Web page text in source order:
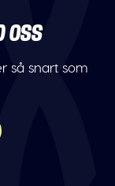
OSS
så snart som